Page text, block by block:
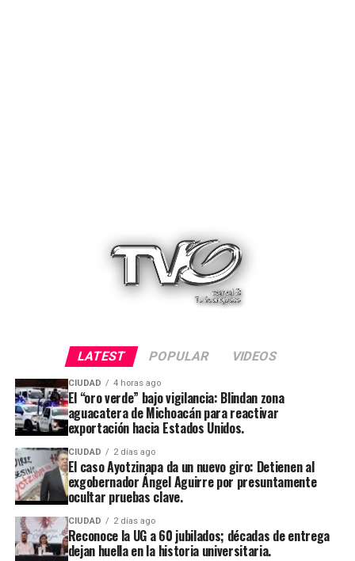
LATEST POPULAR VIDEOS
CIUDAD 4 horas ago
El “oro verde” bajo vigilancia: Blindan zona
aguacatera de Michoacán para reactivar
exportación hacia Estados Unidos.
CIUDAD 2 días ago
El caso Ayotzinapa da un nuevo giro: Detienen al
exgobernador Ángel Aguirre por presuntamente
ocultar pruebas clave.
CIUDAD 2 días ago
Reconoce la UG a 60 jubilados; décadas de entrega
dejan huella en la historia universitaria.